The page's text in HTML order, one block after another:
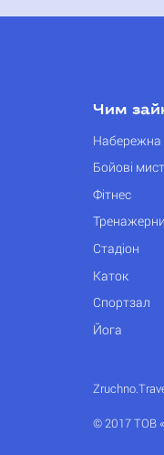
Чим
Набережна
Бойові
Фітнес
Стадіон
Каток
Спортзал
Йога
© 2017 ТОВ